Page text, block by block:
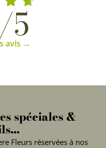
5
avis →
spéciales &
Fleurs réservées à nos